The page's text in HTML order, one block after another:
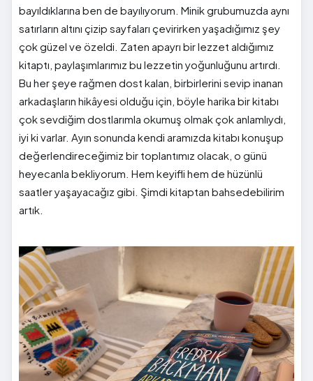
bayıldıklarına ben de bayılıyorum. Minik grubumuzda aynı
satırların altını çizip sayfaları çevirirken yaşadığımız şey
çok güzel ve özeldi. Zaten apayrı bir lezzet aldığımız
kitaptı, paylaşımlarımız bu lezzetin yoğunluğunu artırdı.
Bu her şeye rağmen dost kalan, birbirlerini sevip inanan
arkadaşların hikâyesi olduğu için, böyle harika bir kitabı
çok sevdiğim dostlarımla okumuş olmak çok anlamlıydı,
iyi ki varlar. Ayın sonunda kendi aramızda kitabı konuşup
değerlendireceğimiz bir toplantımız olacak, o günü
heyecanla bekliyorum. Hem keyifli hem de hüzünlü
saatler yaşayacağız gibi. Şimdi kitaptan bahsedebilirim
artık.